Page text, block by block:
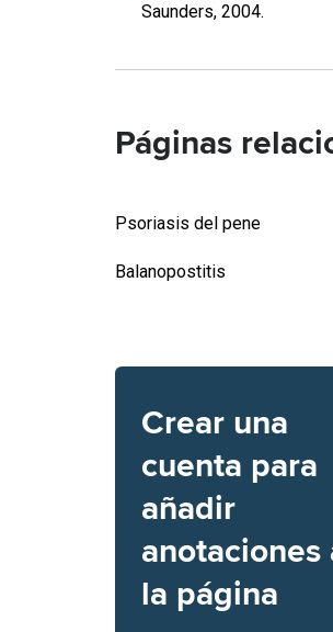
Saunders, 2004.
Páginas
Psoriasis del pene
Balanopostitis
Crear una
cuenta para
añadir
anotaciones
la página